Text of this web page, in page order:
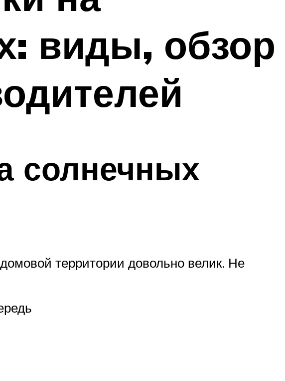
виды, обзор
солнечных
территории довольно велик. Не